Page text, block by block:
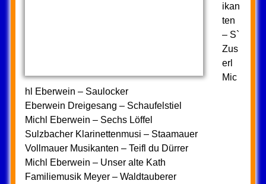
ikan
ten
– S`
Zus
erl
Mic
hl Eberwein – Saulocker
Eberwein Dreigesang – Schaufelstiel
Michl Eberwein – Sechs Löffel
Sulzbacher Klarinettenmusi – Staamauer
Vollmauer Musikanten – Teifl du Dürrer
Michl Eberwein – Unser alte Kath
Familiemusik Meyer – Waldtauberer